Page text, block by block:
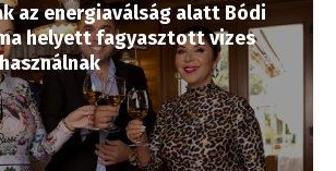
az energiaválság alatt Bódi
helyett fagyasztott vizes